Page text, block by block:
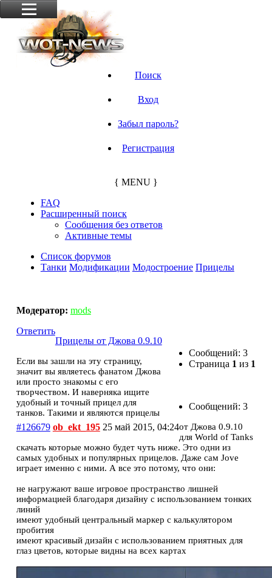
Поиск
Вход
Забыл пароль?
Регистрация
{ MENU }
FAQ
Расширенный поиск
Сообщения без ответов
Активные темы
Список форумов
Танки Модификации Модостроение Прицелы
Модератор: mods
Сообщений: 3
Страница 1 из 1
Сообщений: 3
Ответить
Прицелы от Джова 0.9.10
#126679 ob_ekt_195 25 май 2015, 04:24
Если вы зашли на эту страницу,
значит вы являетесь фанатом Джова
или просто знакомы с его
творчеством. И наверняка ищите
удобный и точный прицел для
танков. Такими и являются прицелы
от Джова 0.9.10
для World of Tanks
скачать которые можно будет чуть ниже. Это одни из
самых удобных и популярных прицелов. Даже сам Jove
играет именно с ними. А все это потому, что они:
не нагружают ваше игровое пространство лишней
информацией благодаря дизайну с использованием тонких
линий
имеют удобный центральный маркер с калькулятором
пробития
имеют красивый дизайн с использованием приятных для
глаз цветов, которые видны на всех картах